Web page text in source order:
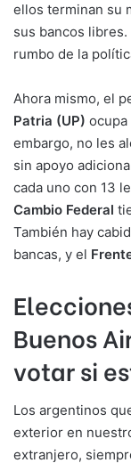
ellos terminan su
sus bancos
rumbo de la
Ahora mismo, el
Patria (UP) ocupa
embargo, no les
sin apoyo
cada uno con 13
Cambio Federal
También hay
bancas, y el
Buenos
votar si
Los argentinos
exterior en
extranjero,